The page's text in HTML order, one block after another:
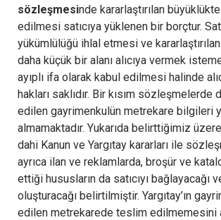
sözleşmesinde kararlaştırılan
edilmesi satıcıya yüklenen bir borçtur.
yükümlülüğü ihlal etmesi ve
daha küçük bir alanı alıcıya vermek
ayıplı ifa olarak kabul edilmesi halinde
hakları saklıdır. Bir kısım sözleşmelerde
edilen gayrimenkulün metrekare bilgileri
almamaktadır. Yukarıda belirttiğimiz
dahi Kanun ve Yargıtay kararları ile
ayrıca ilan ve reklamlarda, broşür ve
ettiği hususların da satıcıyı bağlayacağı
oluşturacağı belirtilmiştir. Yargıtay’ın
edilen metrekarede teslim edilmemesini